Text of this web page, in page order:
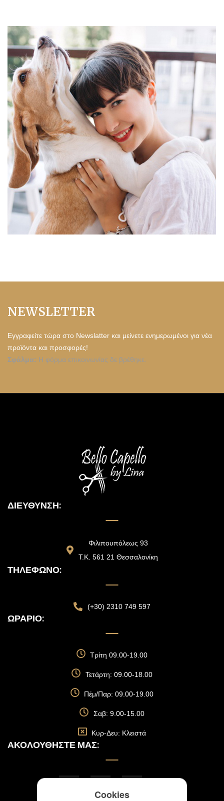
NEWSLETTER
Εγγραφείτε τώρα στο Newslatter και μείνετε ενημερωμένοι για νέα
προϊόντα και προσφορές!
Σφάλμα: Η φόρμα επικοινωνίας δε βρέθηκε.
ΔΙΕΎΘΥΝΣΗ:
Φιλιπουπόλεως 93
Τ.Κ. 561 21 Θεσσαλονίκη
ΤΗΛΈΦΩΝΟ:
(+30) 2310 749 597
ΩΡΆΡΙΟ:
Τρίτη 09.00-19.00
Τετάρτη: 09.00-18.00
Πέμ/Παρ: 09.00-19.00
Σαβ: 9.00-15.00
Κυρ-Δευ: Κλειστά
ΑΚΟΛΟΥΘΉΣΤΕ ΜΑΣ:
Cookies